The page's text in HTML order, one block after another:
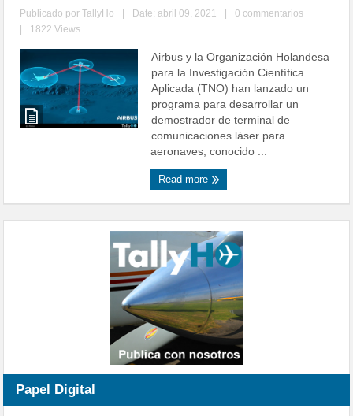
Publicado porTallyHo Date: abril 09, 2021
0 commentarios
1822 Views
Airbus y la Organización Holandesa
para la Investigación Científica
Aplicada (TNO) han lanzado un
programa para desarrollar un
demostrador de terminal de
comunicaciones láser para
aeronaves, conocido ...
Read more
Papel Digital